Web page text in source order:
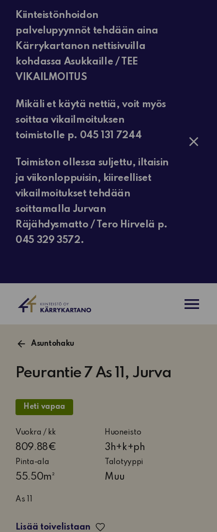
Kiinteistönhoidon
palvelupyynnöt tehdään aina
Kärrykartanon nettisivuilla
kohdassa Asukkaille / TEE
VIKAILMOITUS
Mikäli et käytä nettiä, voit myös
soittaa vikailmoituksen
toimistolle p. 045 131 7244
Toimiston ollessa suljettu, iltaisin
ja viikonloppuisin, kiireelliset
vikailmoitukset tehdään
soittamalla Jurvan
Räjähdysmatto / Tero Hirvelä p.
045 329 3572.
Asuntohaku
Peurantie 7 As 11, Jurva
Heti vapaa
Vuokra / kk
809.88€
Huoneisto
3h+k+ph
As
11
Pinta-ala
55.50m²
Talotyyppi
Muu
As 11
Lisää toivelistaan